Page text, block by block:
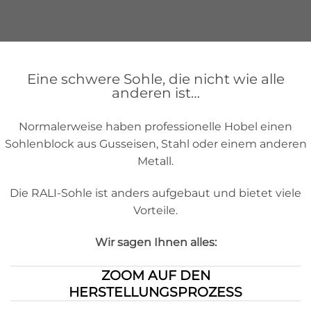
Eine schwere Sohle, die nicht wie alle
anderen ist…
Normalerweise haben professionelle Hobel einen
Sohlenblock aus Gusseisen, Stahl oder einem anderen
Metall.
Die RALI-Sohle ist anders aufgebaut und bietet viele
Vorteile.
Wir sagen Ihnen alles:
ZOOM AUF DEN
HERSTELLUNGSPROZESS